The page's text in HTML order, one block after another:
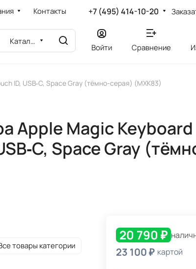
Контакты +7 (495) 414-10-20
Каталог
Войти Сравнение
ID, USB‑C, Space Gray (тёмно-серая) (MXK83)
Apple Magic
Space Gray
товары категории
20 790 ₽
23 100 ₽ картой